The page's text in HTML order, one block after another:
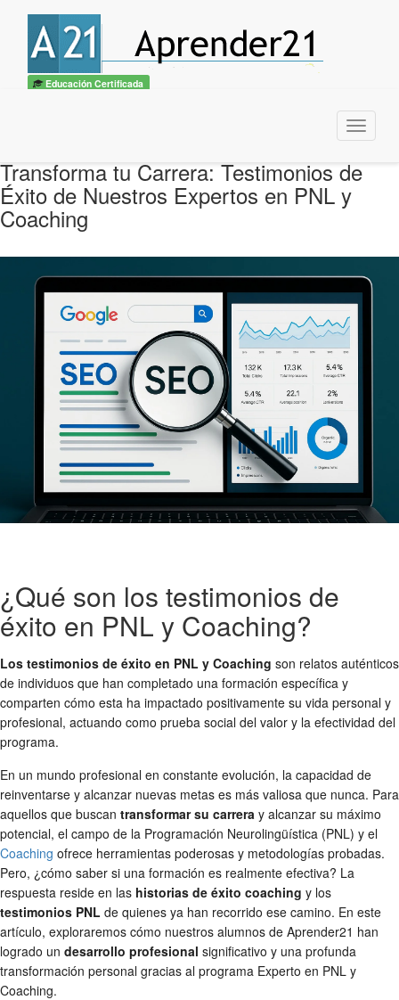
Educación Certificada
Menu
Transforma tu Carrera: Testimonios de
Éxito de Nuestros Expertos en PNL y
Coaching
¿Qué son los testimonios de
éxito en PNL y Coaching?
Los testimonios de éxito en PNL y Coaching son relatos auténticos
de individuos que han completado una formación específica y
comparten cómo esta ha impactado positivamente su vida personal y
profesional, actuando como prueba social del valor y la efectividad del
programa.
En un mundo profesional en constante evolución, la capacidad de
reinventarse y alcanzar nuevas metas es más valiosa que nunca. Para
aquellos que buscan transformar su carrera y alcanzar su máximo
potencial, el campo de la Programación Neurolingüística (PNL) y el
Coaching ofrece herramientas poderosas y metodologías probadas.
Pero, ¿cómo saber si una formación es realmente efectiva? La
respuesta reside en las historias de éxito coaching y los
testimonios PNL de quienes ya han recorrido ese camino. En este
artículo, exploraremos cómo nuestros alumnos de Aprender21 han
logrado un desarrollo profesional significativo y una profunda
transformación personal gracias al programa Experto en PNL y
Coaching.